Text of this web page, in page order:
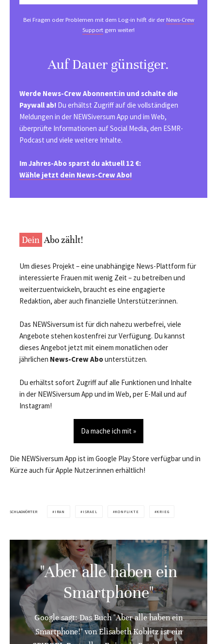
Bei Fragen oder Problemen mit dem Log-in hilft dir derNews-Crew
Support gern weiter!
Auf Dauer günstiger.
Werde News-Crew Abonnent:in und schalte die
Paywall ab! Du erhältst Zugriff auf die vollständigen
Meldungen in der NEWSiversum App und im Web,
überprüfte Informationen auf Social Media, den ESMR-
Podcast und viele weitere Inhalte.
Im Jahres-Abo sparst du aktuell 12 €:
Wähle jetzt dein News-Crew Abo!
Dein Abo zählt!
Um dieses Projekt – eine unabhängige News-Plattform für
interessierte Frauen mit wenig Zeit – zu betreiben und
weiterzuentwickeln, braucht es eine engagierte
Redaktion, aber auch finanzielle Unterstützer:innen.
Das NEWSiversum ist für dich nahezu werbefrei, viele
Angebote stehen kostenfrei zur Verfügung. Du kannst
dieses Angebot jetzt mit einem monatlichen oder
jährlichen News-Crew Abounterstützen.
Du erhältst sofort Zugriff auf alle Funktionen und Inhalte
in der NEWSiversum App und im Web, per E-Mail und auf
Instagram!
Da mache ich mit »
Die NEWSiversum App ist im Google Play Store verfügbar und in
Kürze auch für Apple Nutzer:innen erhältlich!
SCHLAGWÖRTER IRAN ISRAEL KONFLIKTE KRIEG
"Aber alle haben ein
Smartphone"
Google sagt: Das Buch "Aber alle haben ein
Smartphone!" von Elisabeth Koblitz ist ein